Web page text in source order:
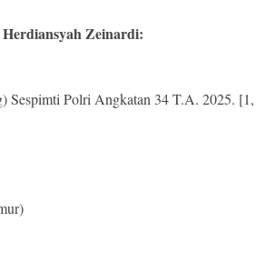
Zeinardi:
Sespimti Polri Angkatan 34 T.A. 2025. [1,